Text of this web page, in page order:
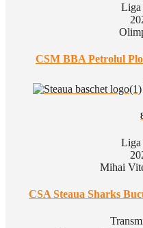
Liga
CSM BBA Petrolul
Liga
Mihai
CSA Steaua Sharks